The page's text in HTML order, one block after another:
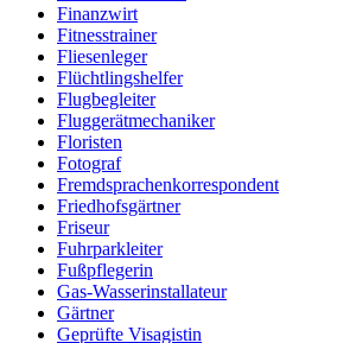
Finanzwirt
Fitnesstrainer
Fliesenleger
Flüchtlingshelfer
Flugbegleiter
Fluggerätmechaniker
Floristen
Fotograf
Fremdsprachenkorrespondent
Friedhofsgärtner
Friseur
Fuhrparkleiter
Fußpflegerin
Gas-Wasserinstallateur
Gärtner
Geprüfte Visagistin